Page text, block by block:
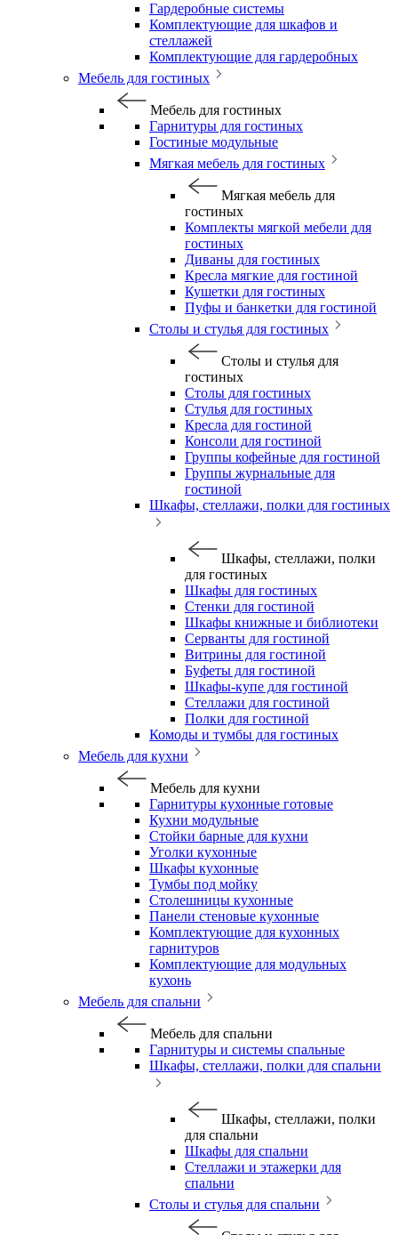
Гардеробные системы
Комплектующие для шкафов и
стеллажей
Комплектующие для гардеробных
Мебель для гостиных
Мебель для гостиных
Гарнитуры для гостиных
Гостиные модульные
Мягкая мебель для гостиных
Мягкая мебель для
гостиных
Комплекты мягкой мебели для
гостиных
Диваны для гостиных
Кресла мягкие для гостиной
Кушетки для гостиных
Пуфы и банкетки для гостиной
Столы и стулья для гостиных
Столы и стулья для
гостиных
Столы для гостиных
Стулья для гостиных
Кресла для гостиной
Консоли для гостиной
Группы кофейные для гостиной
Группы журнальные для
гостиной
Шкафы, стеллажи, полки для гостиных
Шкафы, стеллажи, полки
для гостиных
Шкафы для гостиных
Стенки для гостиной
Шкафы книжные и библиотеки
Серванты для гостиной
Витрины для гостиной
Буфеты для гостиной
Шкафы-купе для гостиной
Стеллажи для гостиной
Полки для гостиной
Комоды и тумбы для гостиных
Мебель для кухни
Мебель для кухни
Гарнитуры кухонные готовые
Кухни модульные
Стойки барные для кухни
Уголки кухонные
Шкафы кухонные
Тумбы под мойку
Столешницы кухонные
Панели стеновые кухонные
Комплектующие для кухонных
гарнитуров
Комплектующие для модульных
кухонь
Мебель для спальни
Мебель для спальни
Гарнитуры и системы спальные
Шкафы, стеллажи, полки для спальни
Шкафы, стеллажи, полки
для спальни
Шкафы для спальни
Стеллажи и этажерки для
спальни
Столы и стулья для спальни